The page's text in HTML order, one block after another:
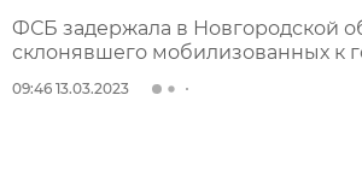
ФСБ задержала в Новгородской
склонявшего мобилизованных к
09:46 13.03.2023